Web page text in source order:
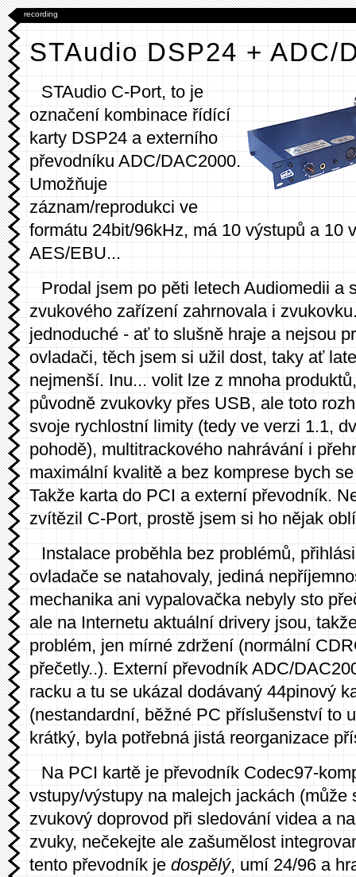
recording
STAudio DSP24 + ADC/
STAudio C-Port, to je
označení kombinace řídící
karty DSP24 a externího
převodníku ADC/DAC2000.
Umožňuje
záznam/reprodukci ve
formátu 24bit/96kHz, má 10 výstupů a 10
AES/EBU...
Prodal jsem po pěti letech Audiomedii a
zvukového zařízení zahrnovala i
jednoduché - ať to slušně hraje a nejsou
ovladači, těch jsem si užil dost, taky ať
nejmenší. Inu... volit lze z mnoha
původně zvukovky přes USB, ale toto
svoje rychlostní limity (tedy ve verzi 1.1,
pohodě), multitrackového nahrávání i
maximální kvalitě a bez komprese bych
Takže karta do PCI a externí převodník.
zvítězil C-Port, prostě jsem si ho nějak
Instalace proběhla bez problémů,
ovladače se natahovaly, jediná
mechanika ani vypalovačka nebyly sto
ale na Internetu aktuální drivery jsou,
problém, jen mírné zdržení (normální
přečetly..). Externí převodník ADC/
racku a tu se ukázal dodávaný 44pinový
(nestandardní, běžné PC příslušenství to
krátký, byla potřebná jistá reorganizace
Na PCI kartě je převodník Codec97-
vstupy/výstupy na malejch jackách (může
zvukový doprovod při sledování videa a
zvuky, nečekejte ale zašumělost
tento převodník je dospělý, umí 24/96 a